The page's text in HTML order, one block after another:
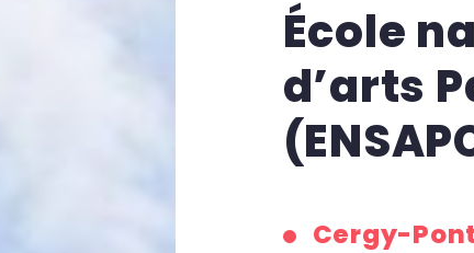
École
d’arts
Cergy-